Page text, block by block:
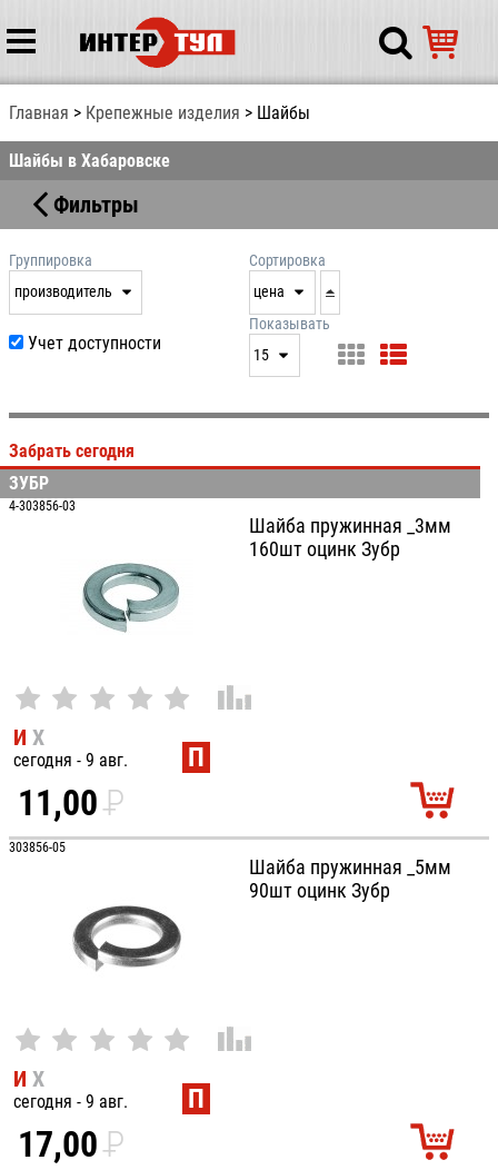
Главная Крепежные изделия Шайбы
Шайбы в Хабаровске
Фильтры
Группировка
производитель
производитель
Сортировка
цена
дата
цена
артикул
Учет доступности
Показывать
15
25
Забрать сегодня
ЗУБР
4-303856-03
Шайба пружинная _3мм
160шт оцинк Зубр
И Х
сегодня - 9 авг. П
11,00P
УБ.
303856-05
Шайба пружинная _5мм
90шт оцинк Зубр
И Х
сегодня - 9 авг. П
17,00P